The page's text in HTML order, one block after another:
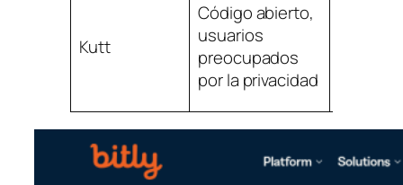
Kutt
Código abierto,
usuarios
preocupados
por la privacidad